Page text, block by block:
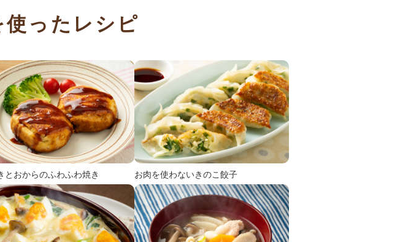
使ったレシピ
とおからのふわふわ焼き お肉を使わないきのこ餃子